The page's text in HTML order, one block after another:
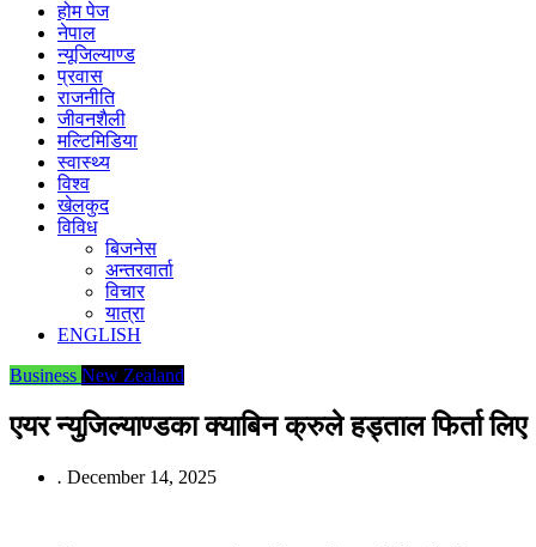
होम पेज
नेपाल
न्यूजिल्याण्ड
प्रवास
राजनीति
जीवनशैली
मल्टिमिडिया
स्वास्थ्य
विश्व
खेलकुद
विविध
बिजनेस
अन्तरवार्ता
विचार
यात्रा
ENGLISH
Business New Zealand
एयर न्युजिल्याण्डका क्याबिन क्रुले हड्ताल फिर्ता लिए
. December 14, 2025